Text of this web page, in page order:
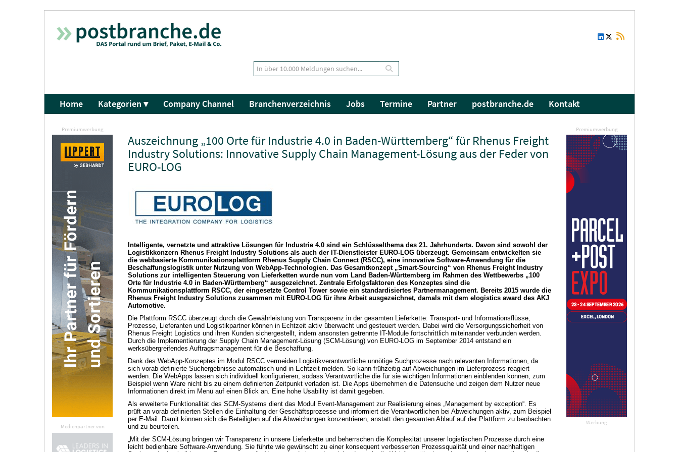
Home Kategorien ▾ Company Channel Branchenverzeichnis Jobs Termine Partner postbranche.de Kontakt
Premiumwerbung
Werbung
Premiumwerbung
Medienpartner von
Auszeichnung „100 Orte für Industrie 4.0 in Baden-Württemberg“ für Rhenus Freight
Industry Solutions: Innovative Supply Chain Management-Lösung aus der Feder von
EURO-LOG
Intelligente, vernetzte und attraktive Lösungen für Industrie 4.0 sind ein Schlüsselthema des 21. Jahrhunderts. Davon sind sowohl der
Logistikkonzern Rhenus Freight Industry Solutions als auch der IT-Dienstleister EURO-LOG überzeugt. Gemeinsam entwickelten sie
die webbasierte Kommunikationsplattform Rhenus Supply Chain Connect (RSCC), eine innovative Software-Anwendung für die
Beschaffungslogistik unter Nutzung von WebApp-Technologien. Das Gesamtkonzept „Smart-Sourcing“ von Rhenus Freight Industry
Solutions zur intelligenten Steuerung von Lieferketten wurde nun vom Land Baden-Württemberg im Rahmen des Wettbewerbs „100
Orte für Industrie 4.0 in Baden-Württemberg“ ausgezeichnet. Zentrale Erfolgsfaktoren des Konzeptes sind die
Kommunikationsplattform RSCC, der eingesetzte Control Tower sowie ein standardisiertes Partnermanagement. Bereits 2015 wurde die
Rhenus Freight Industry Solutions zusammen mit EURO-LOG für ihre Arbeit ausgezeichnet, damals mit dem elogistics award des AKJ
Automotive.
Die Plattform RSCC überzeugt durch die Gewährleistung von Transparenz in der gesamten Lieferkette: Transport- und Informationsflüsse,
Prozesse, Lieferanten und Logistikpartner können in Echtzeit aktiv überwacht und gesteuert werden. Dabei wird die Versorgungssicherheit von
Rhenus Freight Logistics und ihren Kunden sichergestellt, indem ansonsten getrennte IT-Module fortschrittlich miteinander verbunden werden.
Durch die Implementierung der Supply Chain Management-Lösung (SCM-Lösung) von EURO-LOG im September 2014 entstand ein
werksübergreifendes Auftragsmanagement für die Beschaffung.
Dank des WebApp-Konzeptes im Modul RSCC vermeiden Logistikverantwortliche unnötige Suchprozesse nach relevanten Informationen, da
sich vorab definierte Suchergebnisse automatisch und in Echtzeit melden. So kann frühzeitig auf Abweichungen im Lieferprozess reagiert
werden. Die WebApps lassen sich individuell konfigurieren, sodass Verantwortliche die für sie wichtigen Informationen einblenden können, zum
Beispiel wenn Ware nicht bis zu einem definierten Zeitpunkt verladen ist. Die Apps übernehmen die Datensuche und zeigen dem Nutzer neue
Informationen direkt im Menü auf einen Blick an. Eine hohe Usability ist damit gegeben.
Als erweiterte Funktionalität des SCM-Systems dient das Modul Event-Management zur Realisierung eines „Management by exception“. Es
prüft an vorab definierten Stellen die Einhaltung der Geschäftsprozesse und informiert die Verantwortlichen bei Abweichungen aktiv, zum Beispiel
per E-Mail. Damit können sich die Beteiligten auf die Abweichungen konzentrieren, anstatt den gesamten Ablauf auf der Plattform zu beobachten
und zu beurteilen.
„Mit der SCM-Lösung bringen wir Transparenz in unsere Lieferkette und beherrschen die Komplexität unserer logistischen Prozesse durch eine
leicht bedienbare Software-Anwendung. Sie führte wie gewünscht zu einer konsequent verbesserten Prozessqualität und einer nachhaltigen